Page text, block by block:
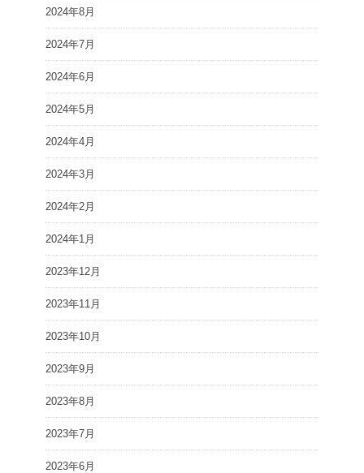
2024年8月
2024年7月
2024年6月
2024年5月
2024年4月
2024年3月
2024年2月
2024年1月
2023年12月
2023年11月
2023年10月
2023年9月
2023年8月
2023年7月
2023年6月